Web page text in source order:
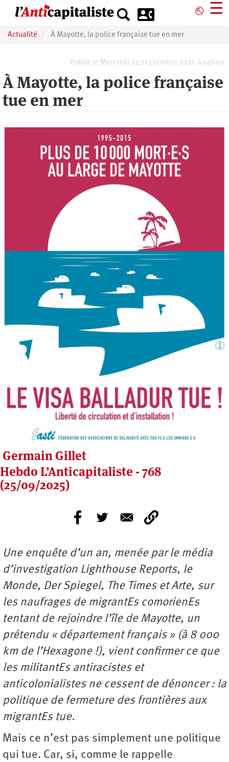
principal
⎋ ☰
Actualité À Mayotte, la police française tue en mer
Publié le Mercredi 24 septembre 2025 à 14h00.
À Mayotte, la police française
tue en mer
Germain Gillet
Hebdo L’Anticapitaliste - 768
(25/09/2025)
Une enquête d’un an, menée par le média
d’investigation Lighthouse Reports, le
Monde, Der Spiegel, The Times et Arte, sur
les naufrages de migrantEs comorienEs
tentant de rejoindre l’île de Mayotte, un
prétendu « département français » (à 8 000
km de l’Hexagone !), vient confirmer ce que
les militantEs antiracistes et
anticolonialistes ne cessent de dénoncer : la
politique de fermeture des frontières aux
migrantEs tue.
Mais ce n’est pas simplement une politique
qui tue. Car, si, comme le rappelle